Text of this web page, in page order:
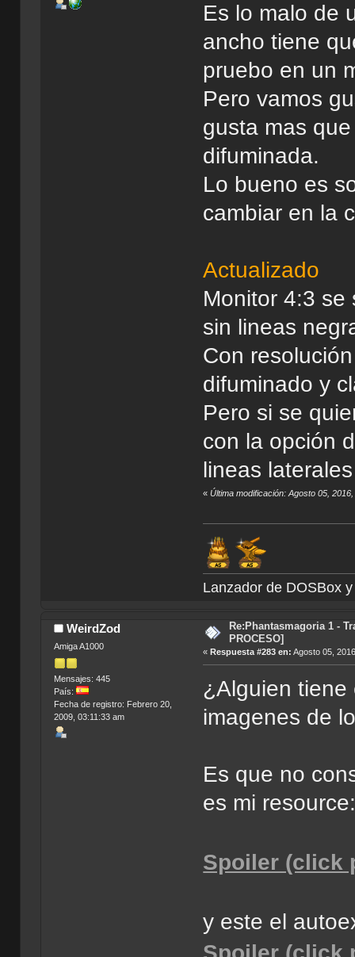
Es lo malo de
ancho tiene
pruebo en un
Pero vamos
gusta mas
difuminada.
Lo bueno es
cambiar en la
Actualizado
Monitor 4:3 se
sin lineas
Con
difuminado y
Pero si se
con la opción
lineas
«Última modificación: Agosto 05,
Lanzador de DOSBox
WeirdZod
Amiga A1000
Mensajes: 445
País:
Fecha de registro: Febrero 20,
2009, 03:11:33 am
Re:Phantasmagoria 1 -
PROCESO]
«Respuesta #283 en: Agosto 05,
¿Alguien tiene
imagenes de
Es que no
es mi
Spoiler (click
y este el